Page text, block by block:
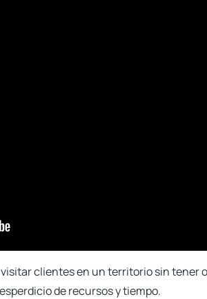
clientes en un territoriosin tener
de recursos y tiempo.